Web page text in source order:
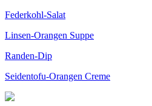
Federkohl-Salat
Linsen-Orangen Suppe
Randen-Dip
Seidentofu-Orangen Creme